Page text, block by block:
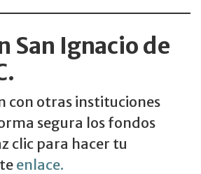
San Ignacio de
con otras instituciones
segura los fondos
clic para hacer tu
enlace.